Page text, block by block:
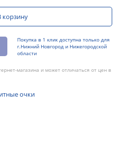
корзину
Покупка в 1 клик доступна только для
г.Нижний Новгород и Нижегородской
области
магазина и может отличаться от цен в
очки